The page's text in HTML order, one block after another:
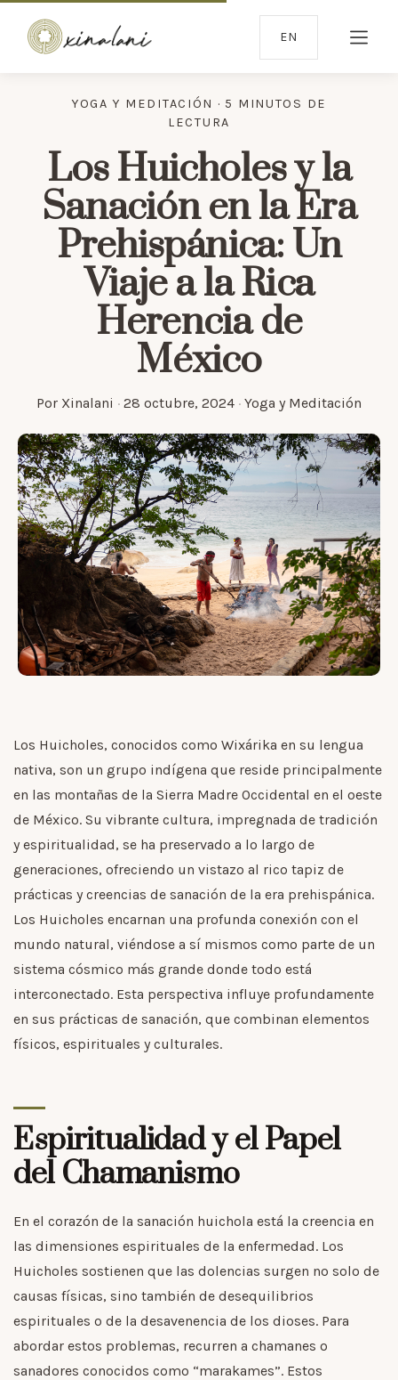
EN
YOGA Y MEDITACIÓN · 5 MINUTOS DE
LECTURA
Los Huicholes y la
Sanación en la Era
Prehispánica: Un
Viaje a la Rica
Herencia de
México
Por Xinalani · 28 octubre, 2024 · Yoga y Meditación
Los Huicholes, conocidos como Wixárika en su lengua
nativa, son un grupo indígena que reside principalmente
en las montañas de la Sierra Madre Occidental en el oeste
de México. Su vibrante cultura, impregnada de tradición
y espiritualidad, se ha preservado a lo largo de
generaciones, ofreciendo un vistazo al rico tapiz de
prácticas y creencias de sanación de la era prehispánica.
Los Huicholes encarnan una profunda conexión con el
mundo natural, viéndose a sí mismos como parte de un
sistema cósmico más grande donde todo está
interconectado. Esta perspectiva influye profundamente
en sus prácticas de sanación, que combinan elementos
físicos, espirituales y culturales.
Espiritualidad y el Papel
del Chamanismo
En el corazón de la sanación huichola está la creencia en
las dimensiones espirituales de la enfermedad. Los
Huicholes sostienen que las dolencias surgen no solo de
causas físicas, sino también de desequilibrios
espirituales o de la desavenencia de los dioses. Para
abordar estos problemas, recurren a chamanes o
sanadores conocidos como “marakames”. Estos